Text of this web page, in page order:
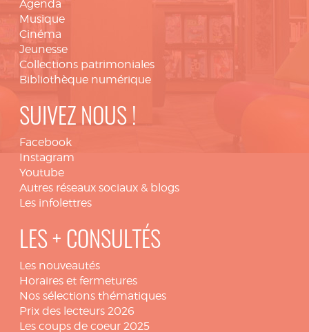
Agenda
Musique
Cinéma
Jeunesse
Collections patrimoniales
Bibliothèque numérique
SUIVEZ NOUS !
Facebook
Instagram
Youtube
Autres réseaux sociaux & blogs
Les infolettres
LES + CONSULTÉS
Les nouveautés
Horaires et fermetures
Nos sélections thématiques
Prix des lecteurs 2026
Les coups de coeur 2025